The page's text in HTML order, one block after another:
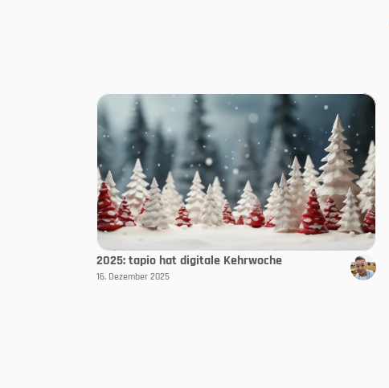
2025: tapio hat digitale Kehrwoche
16. Dezember 2025